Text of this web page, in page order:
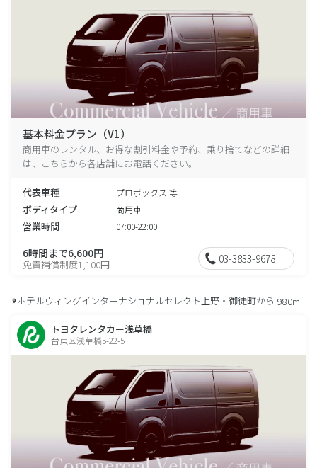
基本料金プラン（V1）
商用車のレンタル、お得な割引料金や予約、乗り捨てなどの詳細
は、こちらから各店舗にお電話ください。
代表車種 プロボックス 等
ボディタイプ 商用車
営業時間 07:00-22:00
6時間まで6,600円
免責補償制度1,100円 03-3833-9678
ホテルウィングインターナショナルセレクト上野・御徒町から 980m
トヨタレンタカー浅草橋
台東区浅草橋5-22-5